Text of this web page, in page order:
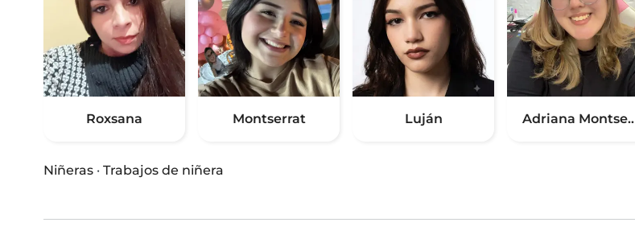
Roxsana Montserrat Luján Adriana Montse..
Niñeras · Trabajos de niñera